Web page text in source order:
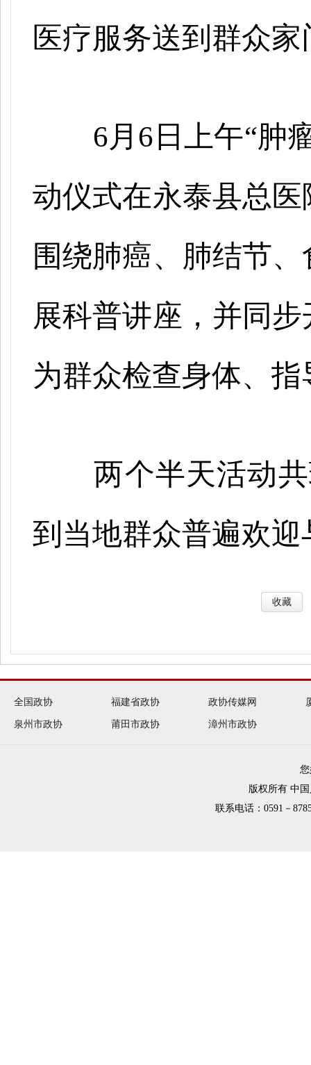
医疗服务送到群众家
6月6日上午“肿
动仪式在永泰县总
围绕肺癌、肺结节
展科普讲座，并同
为群众检查身体、
两个半天活动
到当地群众普遍欢迎
收藏
全国政协 福建省政协 政协传媒网
泉州市政协 莆田市政协 漳州市政协
版权所有 中
联系电话：0591－